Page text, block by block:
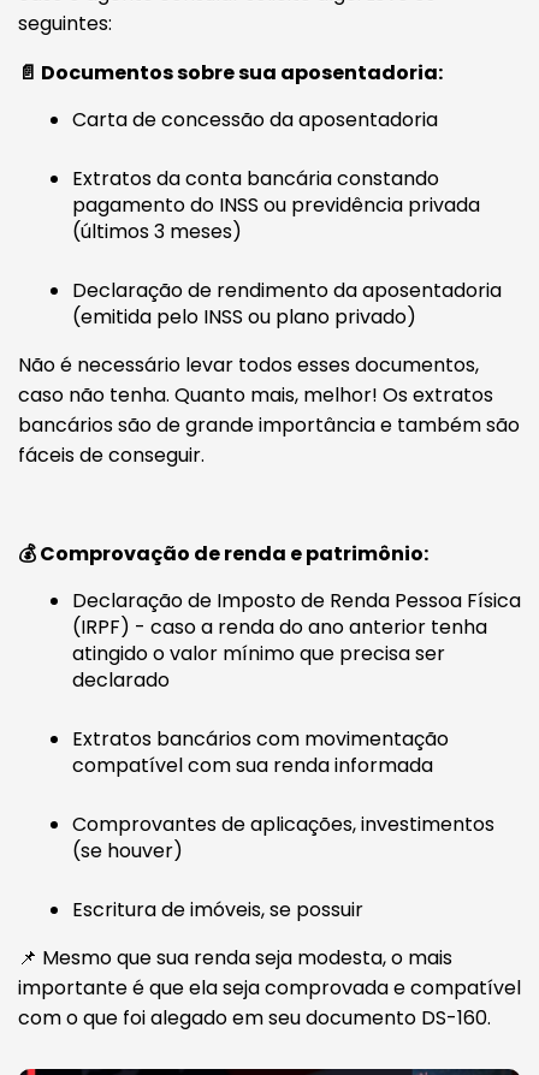
seguintes:
📄 Documentos sobre sua aposentadoria:
Carta de concessão da aposentadoria
Extratos da conta bancária constando
pagamento do INSS ou previdência privada
(últimos 3 meses)
Declaração de rendimento da aposentadoria
(emitida pelo INSS ou plano privado)
Não é necessário levar todos esses documentos,
caso não tenha. Quanto mais, melhor! Os extratos
bancários são de grande importância e também são
fáceis de conseguir.
💰 Comprovação de renda e patrimônio:
Declaração de Imposto de Renda Pessoa Física
(IRPF) - caso a renda do ano anterior tenha
atingido o valor mínimo que precisa ser
declarado
Extratos bancários com movimentação
compatível com sua renda informada
Comprovantes de aplicações, investimentos
(se houver)
Escritura de imóveis, se possuir
📌 Mesmo que sua renda seja modesta, o mais
importante é que ela seja comprovada e compatível
com o que foi alegado em seu documento DS-160.